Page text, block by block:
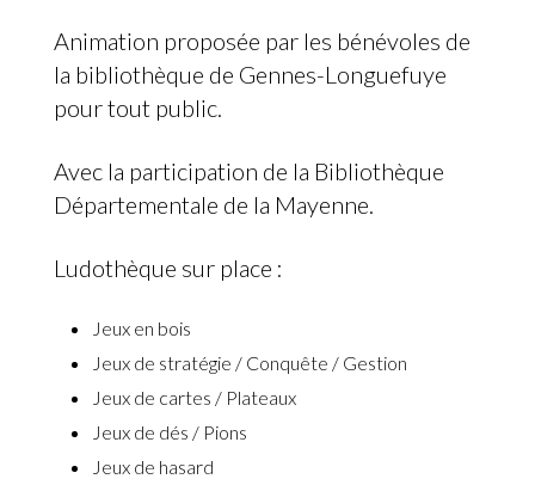
Animation proposée par les bénévoles de
la bibliothèque de Gennes-Longuefuye
pour tout public.
Avec la participation de la Bibliothèque
Départementale de la Mayenne.
Ludothèque sur place :
Jeux en bois
Jeux de stratégie / Conquête / Gestion
Jeux de cartes / Plateaux
Jeux de dés / Pions
Jeux de hasard